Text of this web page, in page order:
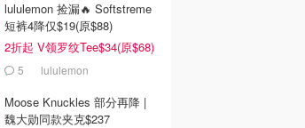
lululemon 捡漏🔥 Softstreme
短裤4降仅$19(原$88)
2折起 V领罗纹Tee$34(原$68)
5 lululemon
Moose Knuckles 部分再降 |
魏大勋同款夹克$237